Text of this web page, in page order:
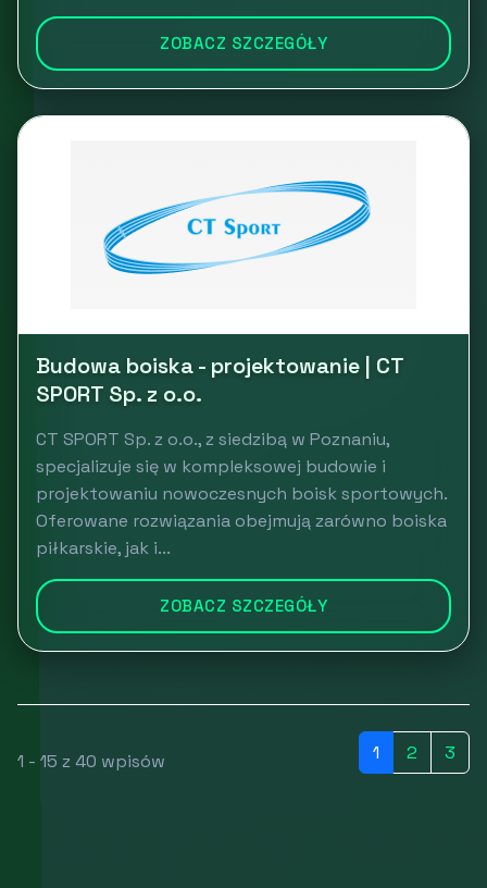
ZOBACZ SZCZEGÓŁY
Budowa boiska - projektowanie | CT
SPORT Sp. z o.o.
CT SPORT Sp. z o.o., z siedzibą w Poznaniu,
specjalizuje się w kompleksowej budowie i
projektowaniu nowoczesnych boisk sportowych.
Oferowane rozwiązania obejmują zarówno boiska
piłkarskie, jak i...
ZOBACZ SZCZEGÓŁY
1 - 15 z 40 wpisów 1 2 3